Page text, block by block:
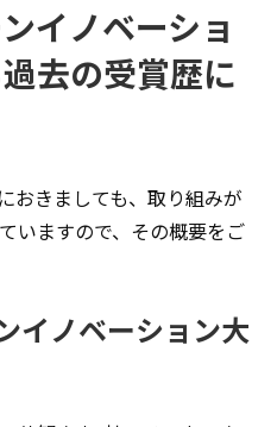
イノベーショ
去の受賞歴に
おきましても、取り組みが
いますので、その概要をご
イノベーション大